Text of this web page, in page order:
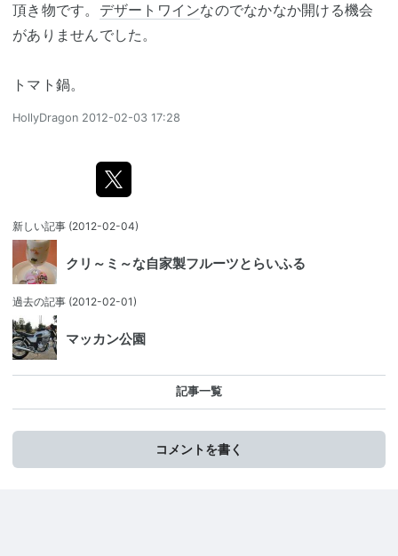
頂き物です。 デザートワインなのでなかなか開ける機会
がありませんでした。
トマト鍋。
HollyDragon 2012-02-03 17:28
新しい記事 (2012-02-04)
クリ～ミ～な自家製フルーツとらいふる
過去の記事 (2012-02-01)
マッカン公園
記事一覧
コメントを書く